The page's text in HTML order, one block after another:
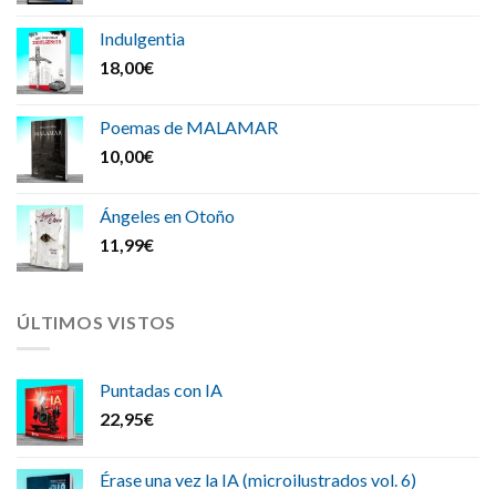
Indulgentia
18,00€
Poemas de MALAMAR
10,00€
Ángeles en Otoño
11,99€
ÚLTIMOS VISTOS
Puntadas con IA
22,95€
Érase una vez la IA (microilustrados vol. 6)